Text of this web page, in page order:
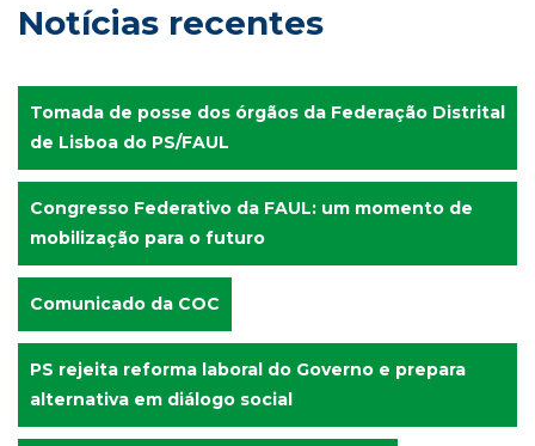
Notícias recentes
Tomada de posse dos órgãos da Federação Distrital
de Lisboa do PS/FAUL
Congresso Federativo da FAUL: um momento de
mobilização para o futuro
Comunicado da COC
PS rejeita reforma laboral do Governo e prepara
alternativa em diálogo social